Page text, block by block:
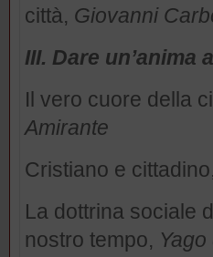
città, Giovanni
III. Dare
Il vero cuore della
Amirante
Cristiano e cittadino,
La dottrina sociale
nostro tempo,